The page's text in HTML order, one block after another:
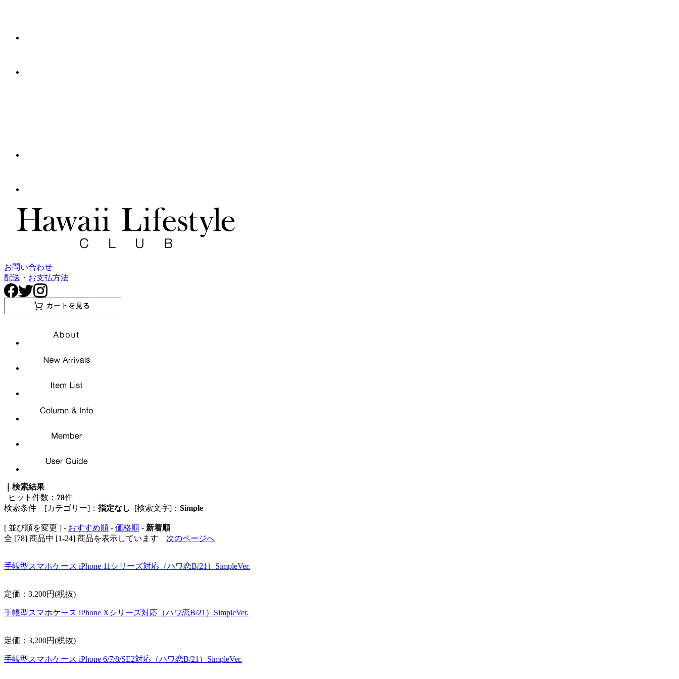
お問い合わせ
配送・お支払方法
｜検索結果
ヒット件数： 78件
検索条件 [カテゴリー]：指定なし [検索文字]： Simple
[ 並び順を変更 ] - おすすめ順 - 価格順 - 新着順
全 [78] 商品中 [1-24] 商品を表示しています 次のページへ
手帳型スマホケース iPhone 11シリーズ対応（ハワ恋B/21）SimpleVer.
定価：3,200円(税抜)
手帳型スマホケース iPhone Xシリーズ対応（ハワ恋B/21）SimpleVer.
定価：3,200円(税抜)
手帳型スマホケース iPhone 6/7/8/SE2対応（ハワ恋B/21）SimpleVer.